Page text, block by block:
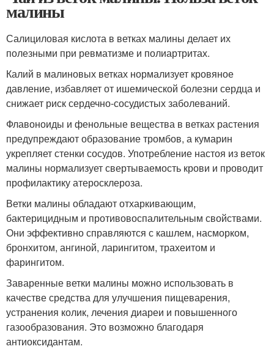
малины
Салициловая кислота в ветках малины делает их
полезными при ревматизме и полиартритах.
Калий в малиновых ветках нормализует кровяное
давление, избавляет от ишемической болезни сердца и
снижает риск сердечно-сосудистых заболеваний.
Флавоноиды и фенольные вещества в ветках растения
предупреждают образование тромбов, а кумарин
укрепляет стенки сосудов. Употребление настоя из веток
малины нормализует свертываемость крови и проводит
профилактику атеросклероза.
Ветки малины обладают отхаркивающим,
бактерицидным и противовоспалительным свойствами.
Они эффективно справляются с кашлем, насморком,
бронхитом, ангиной, ларингитом, трахеитом и
фарингитом.
Заваренные ветки малины можно использовать в
качестве средства для улучшения пищеварения,
устранения колик, лечения диареи и повышенного
газообразования. Это возможно благодаря
антиоксидантам.